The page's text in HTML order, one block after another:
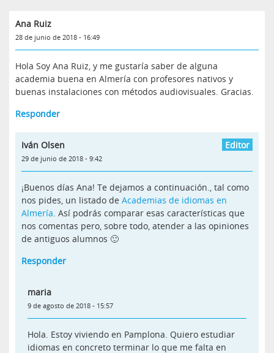
Ana Ruiz
28 de junio de 2018 - 16:49
Hola Soy Ana Ruiz, y me gustaría saber de alguna
academia buena en Almería con profesores nativos y
buenas instalaciones con métodos audiovisuales. Gracias.
Responder
Iván Olsen
29 de junio de 2018 - 9:42
¡Buenos días Ana! Te dejamos a continuación., tal como
nos pides, un listado de Academias de idiomas en
Almería. Así podrás comparar esas características que
nos comentas pero, sobre todo, atender a las opiniones
de antiguos alumnos 🙂
Responder
maria
9 de agosto de 2018 - 15:57
Hola. Estoy viviendo en Pamplona. Quiero estudiar
idiomas en concreto terminar lo que me falta en